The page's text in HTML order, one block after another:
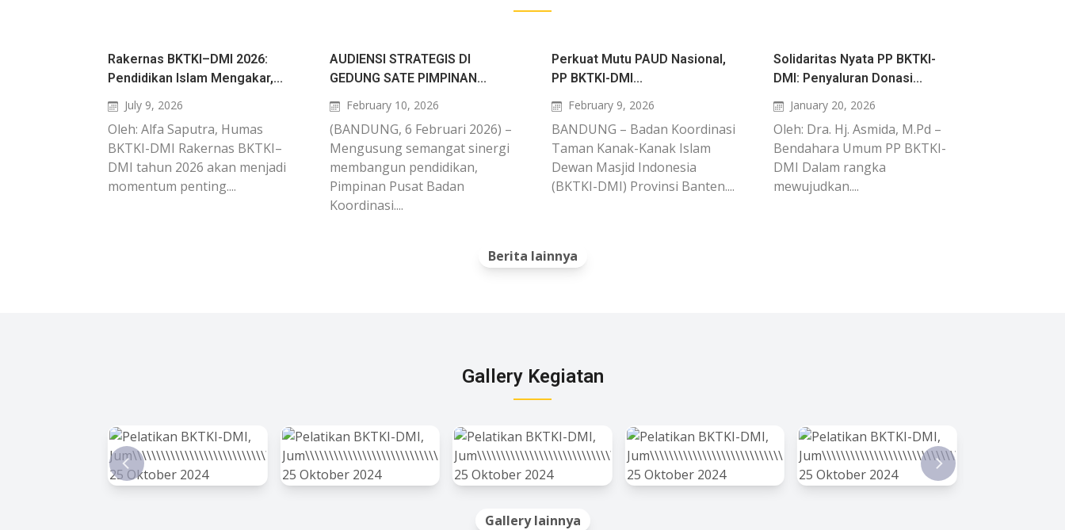
Rakernas BKTKI–DMI 2026:
Pendidikan Islam Mengakar,...
July 9, 2026
Oleh: Alfa Saputra, Humas
BKTKI-DMI Rakernas BKTKI–
DMI tahun 2026 akan menjadi
momentum penting....
AUDIENSI STRATEGIS DI
GEDUNG SATE PIMPINAN...
February 10, 2026
(BANDUNG, 6 Februari 2026) –
Mengusung semangat sinergi
membangun pendidikan,
Pimpinan Pusat Badan
Koordinasi....
Perkuat Mutu PAUD Nasional,
PP BKTKI-DMI...
February 9, 2026
BANDUNG – Badan Koordinasi
Taman Kanak-Kanak Islam
Dewan Masjid Indonesia
(BKTKI-DMI) Provinsi Banten....
Solidaritas Nyata PP BKTKI-
DMI: Penyaluran Donasi...
January 20, 2026
Oleh: Dra. Hj. Asmida, M.Pd –
Bendahara Umum PP BKTKI-
DMI Dalam rangka
mewujudkan....
Berita lainnya
Gallery Kegiatan
Gallery lainnya